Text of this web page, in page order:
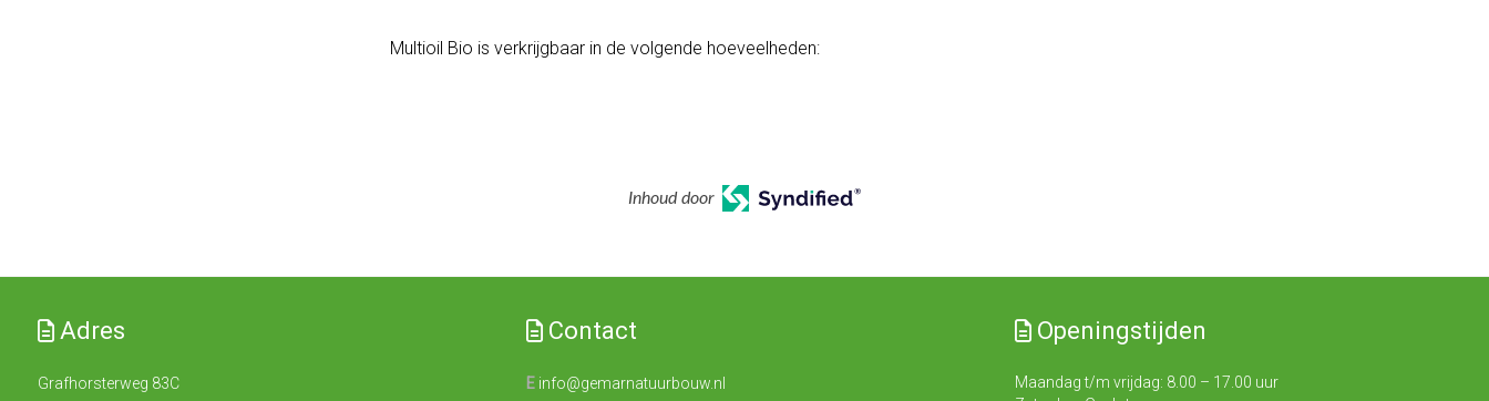
Multioil Bio is verkrijgbaar in de volgende hoeveelheden:
Inhoud door
Adres
Grafhorsterweg 83C
Contact
E info@gemarnatuurbouw.nl
Openingstijden
Maandag t/m vrijdag: 8.00 – 17.00 uur